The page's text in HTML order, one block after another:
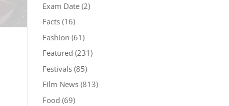
Exam Date(2)
Facts(16)
Fashion (61)
Featured (231)
Festivals(85)
Film News(813)
Food (69)